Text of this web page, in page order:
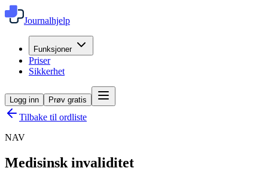
Journalhjelp
Funksjoner
Priser
Sikkerhet
Logg inn Prøv gratis
Tilbake til ordliste
NAV
Medisinsk invaliditet